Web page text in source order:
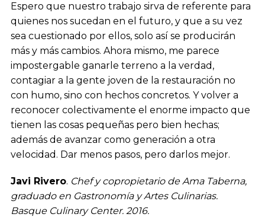
Espero que nuestro trabajo sirva de referente para
quienes nos sucedan en el futuro, y que a su vez
sea cuestionado por ellos, solo así se producirán
más y más cambios. Ahora mismo, me parece
impostergable ganarle terreno a la verdad,
contagiar a la gente joven de la restauración no
con humo, sino con hechos concretos. Y volver a
reconocer colectivamente el enorme impacto que
tienen las cosas pequeñas pero bien hechas;
además de avanzar como generación a otra
velocidad. Dar menos pasos, pero darlos mejor.
Javi Rivero. Chef y copropietario de Ama Taberna,
graduado en Gastronomía y Artes Culinarias.
Basque Culinary Center. 2016.